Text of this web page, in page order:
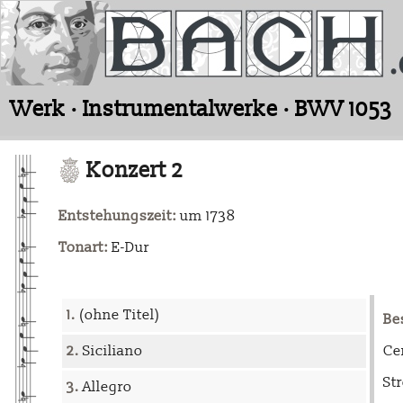
Werk · Instrumentalwerke · BWV 1053
Konzert 2
Entstehungszeit: um 1738
Tonart: E-Dur
1. (ohne Titel)
2. Siciliano
3.Allegro